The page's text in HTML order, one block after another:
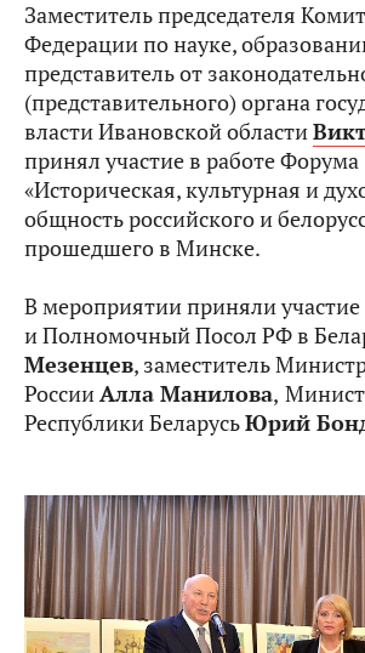
Заместитель председателя
Федерации по науке,
представитель от
(представительного) органа
власти Ивановской области
принял участие в работе Форума
«Историческая, культурная и
общность российского и
прошедшего в Минске.
В мероприятии приняли
и Полномочный Посол РФ в
Мезенцев, заместитель
РоссииАлла Манилова,
Республики БеларусьЮрий